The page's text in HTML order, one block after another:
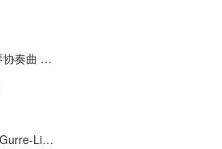
巴托克: 第二小提琴协奏曲 (祖宾·梅塔 & 祖克曼 & 洛杉矶爱乐乐团)
勋伯格: 古雷之歌 (Gurre-Lieder) (祖宾·梅塔 & 纽约爱乐乐团)